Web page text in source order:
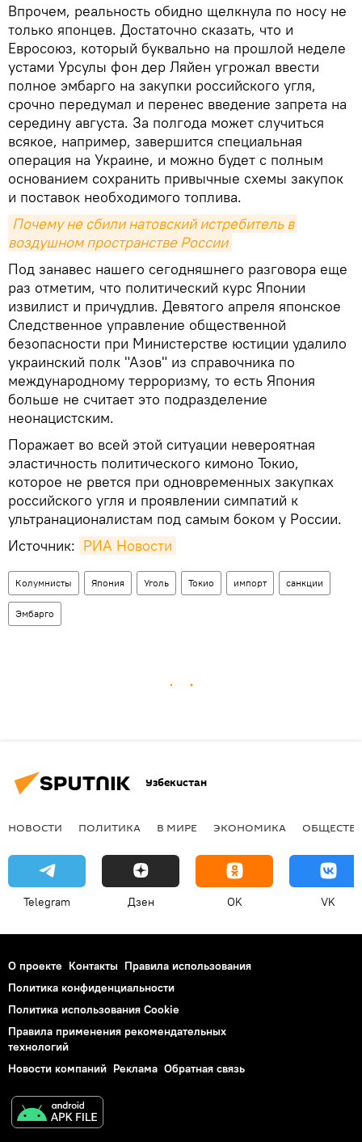
Впрочем, реальность обидно щелкнула по носу не
только японцев. Достаточно сказать, что и
Евросоюз, который буквально на прошлой неделе
устами Урсулы фон дер Ляйен угрожал ввести
полное эмбарго на закупки российского угля,
срочно передумал и перенес введение запрета на
середину августа. За полгода может случиться
всякое, например, завершится специальная
операция на Украине, и можно будет с полным
основанием сохранить привычные схемы закупок
и поставок необходимого топлива.
Почему не сбили натовский истребитель в
воздушном пространстве России
Под занавес нашего сегодняшнего разговора еще
раз отметим, что политический курс Японии
извилист и причудлив. Девятого апреля японское
Следственное управление общественной
безопасности при Министерстве юстиции удалило
украинский полк "Азов" из справочника по
международному терроризму, то есть Япония
больше не считает это подразделение
неонацистским.
Поражает во всей этой ситуации невероятная
эластичность политического кимоно Токио,
которое не рвется при одновременных закупках
российского угля и проявлении симпатий к
ультранационалистам под самым боком у России.
Источник: РИА Новости
Колумнисты Япония Уголь Токио импорт санкции
Эмбарго
Узбекистан
НОВОСТИ ПОЛИТИКА В МИРЕ ЭКОНОМИКА
Telegram Дзен OK VK
О проекте Контакты Правила использования
Политика конфиденциальности
Политика использования Cookie
Правила применения рекомендательных
технологий
Новости компаний Реклама Обратная связь